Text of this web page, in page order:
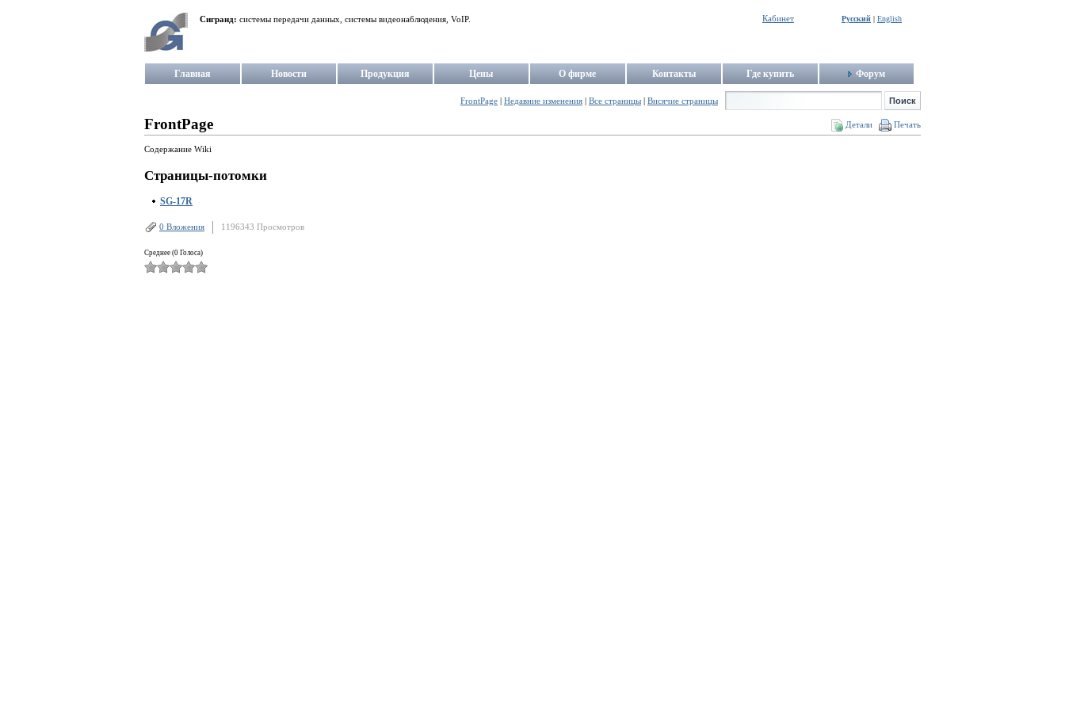
Сигранд: системы передачи данных, системы видеонаблюдения, VoIP. Кабинет Русский | English
Главная Новости Продукция Цены О фирме Контакты Где купить Форум
FrontPage Недавние изменения Все страницы Висячие страницы
Детали Печать
FrontPage
Содержание Wiki
Страницы-потомки
SG-17R
0 Вложения 1196343 Просмотров
Среднее (0 Голоса)